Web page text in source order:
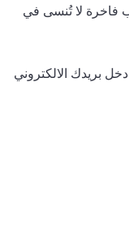
فاخرة لا تُنسى في